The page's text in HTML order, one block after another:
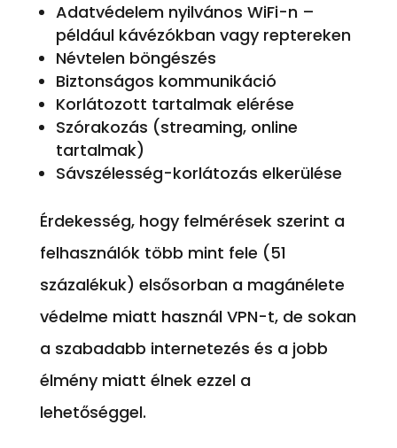
Adatvédelem nyilvános WiFi-n –
például kávézókban vagy reptereken
Névtelen böngészés
Biztonságos kommunikáció
Korlátozott tartalmak elérése
Szórakozás (streaming, online
tartalmak)
Sávszélesség-korlátozás elkerülése
Érdekesség, hogy felmérések szerint a
felhasználók több mint fele (51
százalékuk) elsősorban a magánélete
védelme miatt használ VPN-t, de sokan
a szabadabb internetezés és a jobb
élmény miatt élnek ezzel a
lehetőséggel.